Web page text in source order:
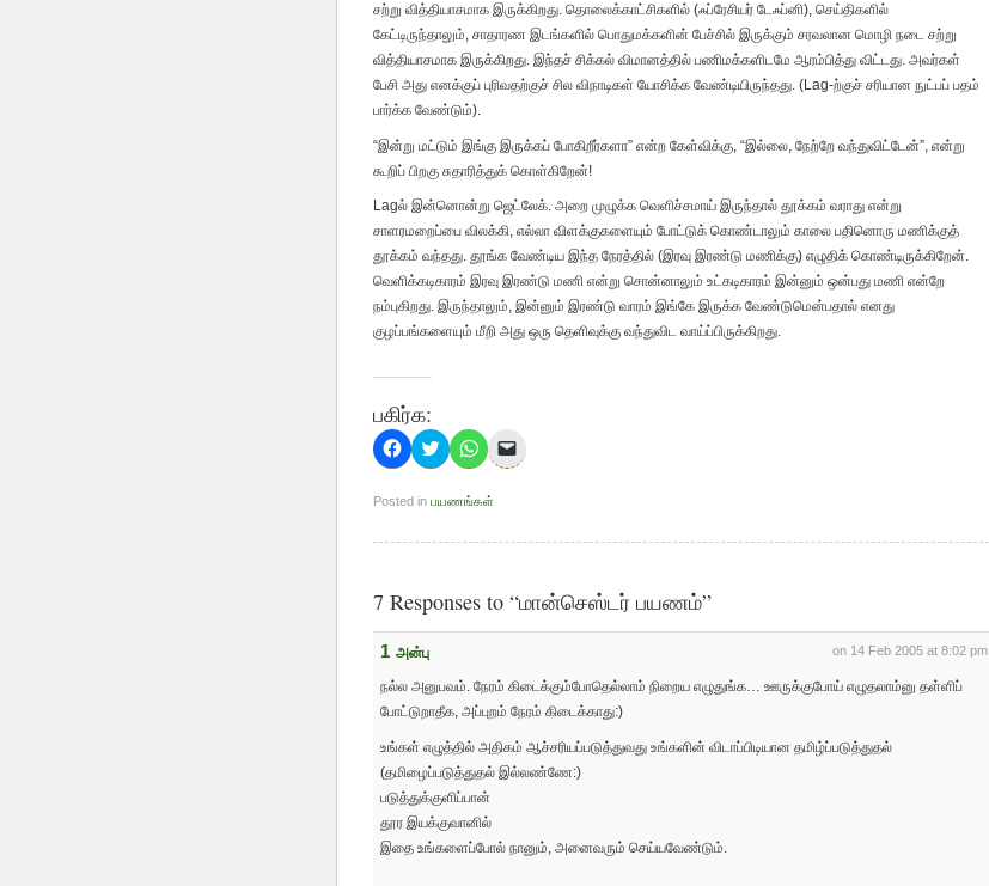
சற்று வித்தியாசமாக இருக்கிறது. தொலைக்காட்சிகளில் (ஃப்ரேசியர் டேஃப்னி), செய்திகளில்
கேட்டிருந்தாலும், சாதாரண இடங்களில் பொதுமக்களின் பேச்சில் இருக்கும் சரவலான மொழி நடை சற்று
வித்தியாசமாக இருக்கிறது. இந்தச் சிக்கல் விமானத்தில் பணிமக்களிடமே ஆரம்பித்து விட்டது. அவர்கள்
பேசி அது எனக்குப் புரிவதற்குச் சில விநாடிகள் யோசிக்க வேண்டியிருந்தது. (Lag-ற்குச் சரியான நுட்பப் பதம்
பார்க்க வேண்டும்).
“இன்று மட்டும் இங்கு இருக்கப் போகிறீர்களா” என்ற கேள்விக்கு, “இல்லை, நேற்றே வந்துவிட்டேன்”, என்று
கூறிப் பிறகு சுதாரித்துக் கொள்கிறேன்!
Lagல் இன்னொன்று ஜெட்லேக். அறை முழுக்க வெளிச்சமாய் இருந்தால் தூக்கம் வராது என்று
சாளரமறைப்பை விலக்கி, எல்லா விளக்குகளையும் போட்டுக் கொண்டாலும் காலை பதினொரு மணிக்குத்
தூக்கம் வந்தது. தூங்க வேண்டிய இந்த நேரத்தில் (இரவு இரண்டு மணிக்கு) எழுதிக் கொண்டிருக்கிறேன்.
வெளிக்கடிகாரம் இரவு இரண்டு மணி என்று சொன்னாலும் உட்கடிகாரம் இன்னும் ஒன்பது மணி என்றே
நம்புகிறது. இருந்தாலும், இன்னும் இரண்டு வாரம் இங்கே இருக்க வேண்டுமென்பதால் எனது
குழப்பங்களையும் மீறி அது ஒரு தெளிவுக்கு வந்துவிட வாய்ப்பிருக்கிறது.
பகிர்க:
Click
to
share
on
Facebook
in
Click
to
share
Twitter
in
Click
to
share
on
WhatsApp
in
Click
to
a
new
window)
Posted in பயணங்கள்
7 Responses to “மான்செஸ்டர் பயணம்”
on 14 Feb 2005 at 8:02 pm
1 அன்பு
நல்ல அனுபவம். நேரம் கிடைக்கும்போதெல்லாம் நிறைய எழுதுங்க… ஊருக்குபோய் எழுதலாம்னு தள்ளிப்
போட்டுறாதீக, அப்புறம் நேரம் கிடைக்காது:)
உங்கள் எழுத்தில் அதிகம் ஆச்சரியப்படுத்துவது உங்களின் விடாப்பிடியான தமிழ்ப்படுத்துதல்
(தமிழைப்படுத்துதல் இல்லண்ணே:)
படுத்துக்குளிப்பான்
தூர இயக்குவானில்
இதை உங்களைப்போல் நானும், அனைவரும் செய்யவேண்டும்.